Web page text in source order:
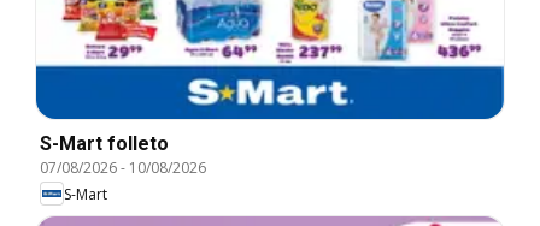
S-Mart folleto
07/08/2026- 10/08/2026
S-Mart